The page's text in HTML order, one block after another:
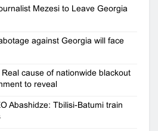
Mezesi to Leave Georgia
against Georgia will face
cause of nationwide blackout
to reveal
Abashidze: Tbilisi-Batumi train